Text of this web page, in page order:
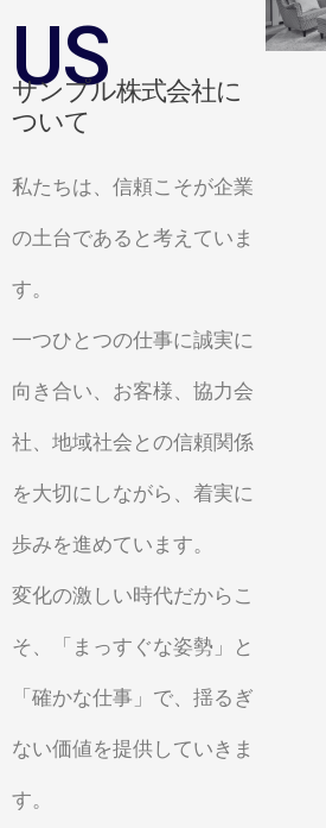
US
サンプル株式会社に
ついて
私たちは、信頼こそが企業
の土台であると考えていま
す。
一つひとつの仕事に誠実に
向き合い、お客様、協力会
社、地域社会との信頼関係
を大切にしながら、着実に
歩みを進めています。
変化の激しい時代だからこ
そ、「まっすぐな姿勢」と
「確かな仕事」で、揺るぎ
ない価値を提供していきま
す。